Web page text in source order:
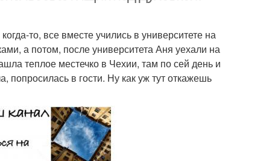
то, все вместе учились в университете на
а потом, после университета Аня уехали на
теплое местечко в Чехии, там по сей день и
попросилась в гости. Ну как уж тут откажешь